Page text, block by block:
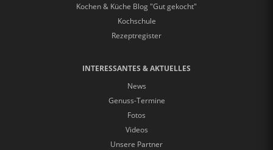
Kochen & Küche Blog "Gut gekocht"
Kochschule
Rezeptregister
INTERESSANTES & AKTUELLES
News
Genuss-Termine
Fotos
Videos
Unsere Partner